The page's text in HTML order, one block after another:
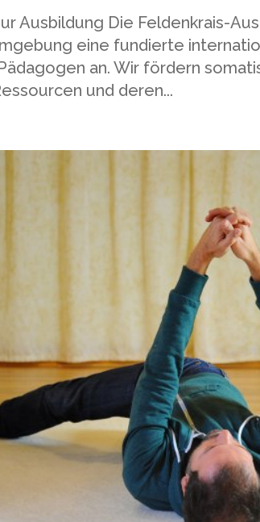
Ausbildung Die Feldenkrais-
eine fundierte
an. Wir fördern
und deren...